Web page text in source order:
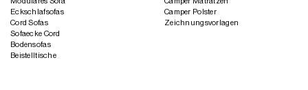
Eckschlafsofas
Cord Sofas
Sofaecke Cord
Bodensofas
Beistelltische
Camper Polster
Zeichnungsvorlagen